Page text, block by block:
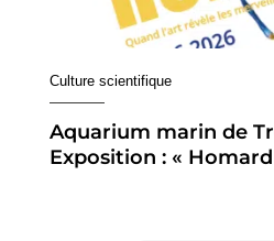
Culture scientifique
Aquarium marin de
Exposition : « Homard